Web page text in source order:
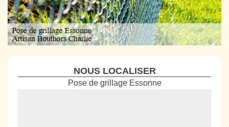
NOUS LOCALISER
Pose de grillage Essonne